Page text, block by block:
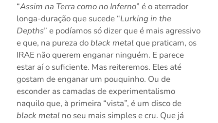
“Assim na Terra como no Inferno” é o aterrador
longa-duração que sucede “Lurking in the
Depths” e podíamos só dizer que é mais agressivo
e que, na pureza doblack metalque praticam, os
IRAE não querem enganar ninguém. E parece
estar aí o suficiente. Mas reiteremos. Eles até
gostam de enganar um pouquinho. Ou de
esconder as camadas de experimentalismo
naquilo que, à primeira “vista”, é um disco de
black metalno seu mais simples e cru. Que já